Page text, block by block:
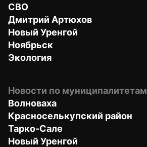
СВО
Дмитрий Артюхов
Новый Уренгой
Ноябрьск
Экология
Новости по муниципалитетам
Волноваха
Красноселькупский район
Тарко-Сале
Новый Уренгой